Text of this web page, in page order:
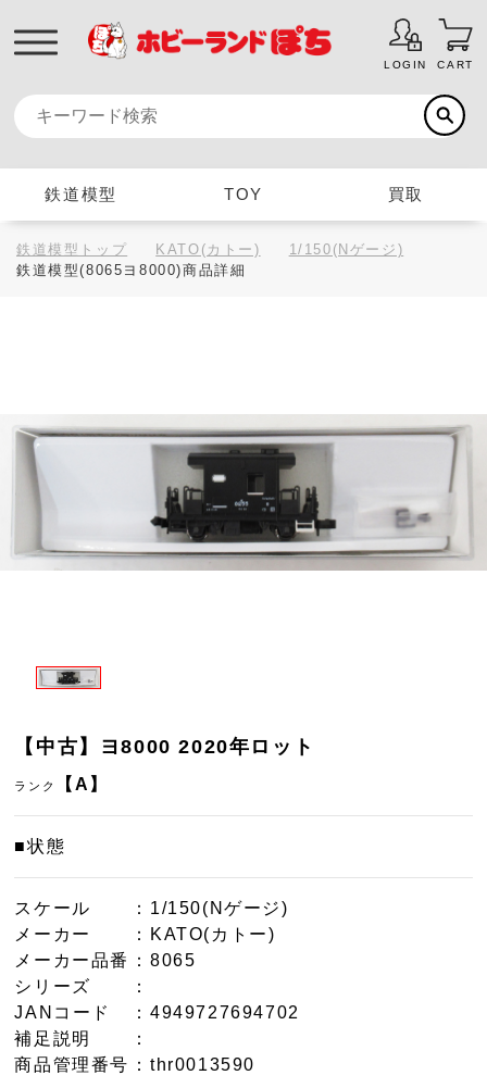
LOGIN CART
鉄道模型 TOY 買取
鉄道模型トップ KATO(カトー)
1/150(Nゲージ)
鉄道模型(8065ヨ8000)商品詳細
【中古】ヨ8000 2020年ロット
ランク 【A】
■状態
スケール
：1/150(Nゲージ)
メーカー
：KATO(カトー)
メーカー品番
：8065
シリーズ
：
JANコード
：4949727694702
補足説明
：
商品管理番号 ：thr0013590